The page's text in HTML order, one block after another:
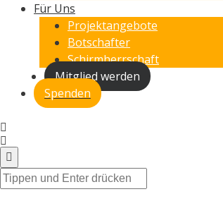
Für Uns
Projektangebote
Botschafter
Schirmherrschaft
Mitglied werden
Spenden